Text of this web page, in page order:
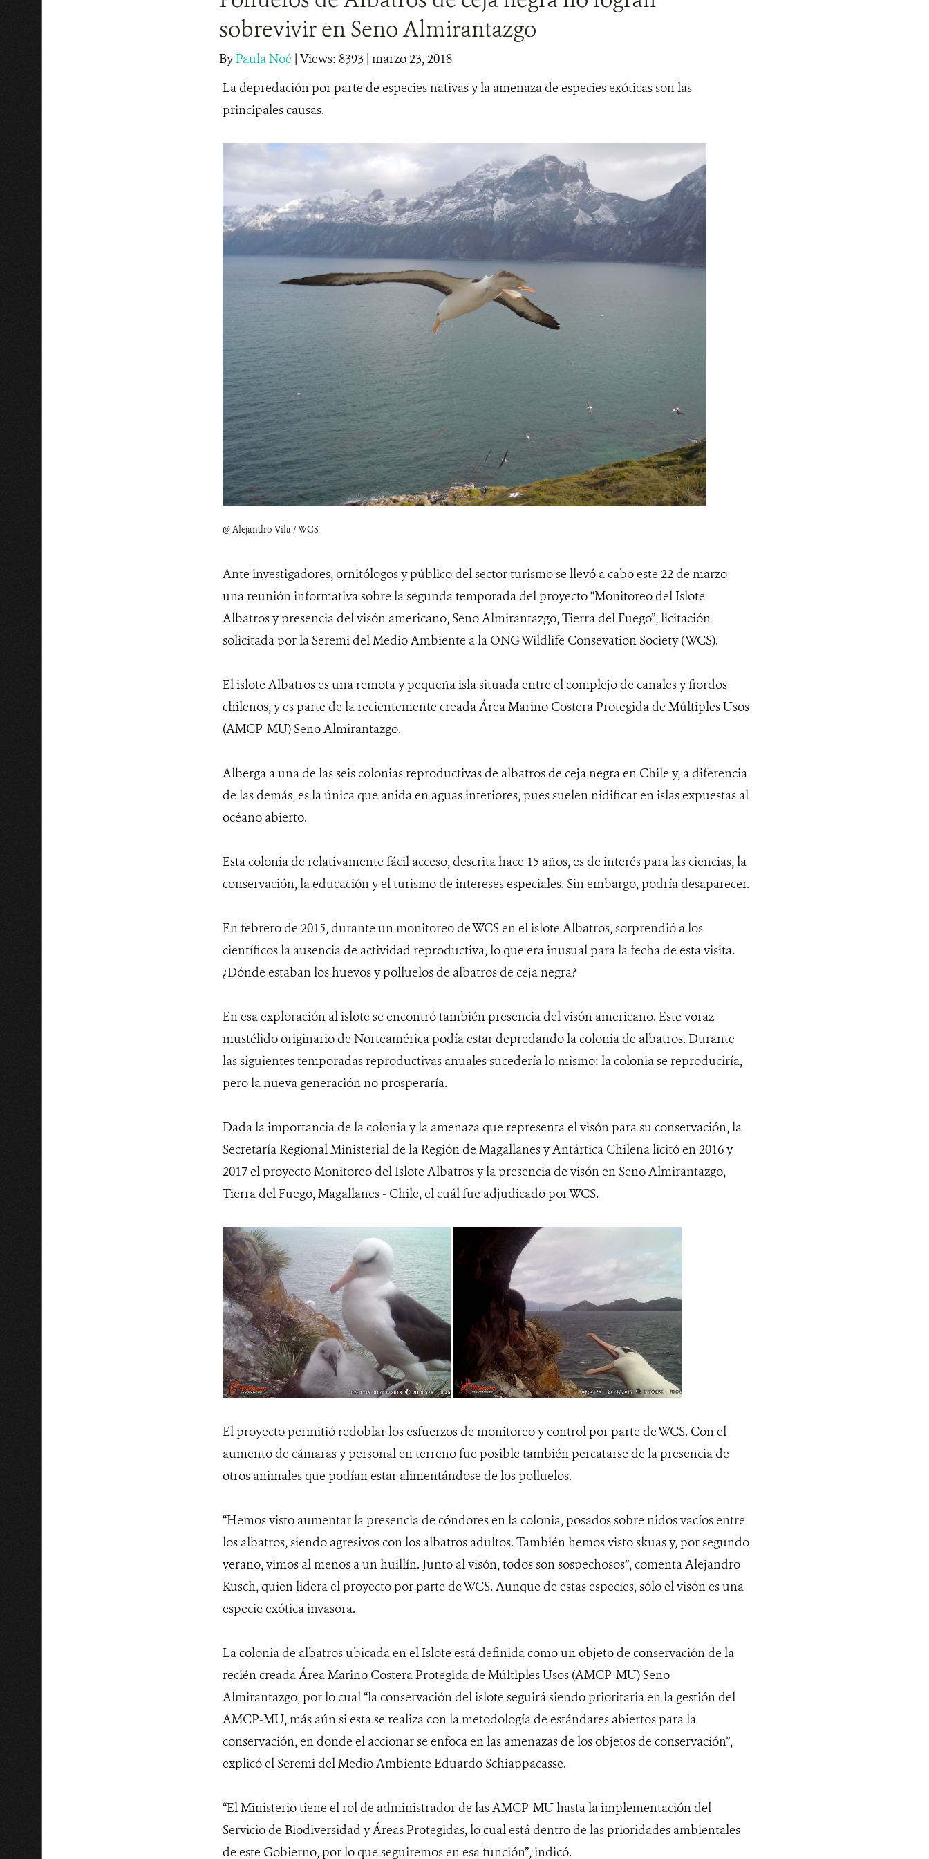
sobrevivir en Seno Almirantazgo
ByPaula Noé | Views: 8393 | marzo 23, 2018
La depredación por parte de especies nativas y la amenaza de especies exóticas son las
principales causas.
@ Alejandro Vila / WCS
Ante investigadores, ornitólogos y público del sector turismo se llevó a cabo este 22 de marzo
una reunión informativa sobre la segunda temporada del proyecto “Monitoreo del Islote
Albatros y presencia del visón americano, Seno Almirantazgo, Tierra del Fuego”, licitación
solicitada por la Seremi del Medio Ambiente a la ONG Wildlife Consevation Society (WCS).
El islote Albatros es una remota y pequeña isla situada entre el complejo de canales y fiordos
chilenos, y es parte de la recientemente creada Área Marino Costera Protegida de Múltiples Usos
(AMCP-MU) Seno Almirantazgo.
Alberga a una de las seis colonias reproductivas de albatros de ceja negra en Chile y, a diferencia
de las demás, es la única que anida en aguas interiores, pues suelen nidificar en islas expuestas al
océano abierto.
Esta colonia de relativamente fácil acceso, descrita hace 15 años, es de interés para las ciencias, la
conservación, la educación y el turismo de intereses especiales. Sin embargo, podría desaparecer.
En febrero de 2015, durante un monitoreo de WCS en el islote Albatros, sorprendió a los
científicos la ausencia de actividad reproductiva, lo que era inusual para la fecha de esta visita.
¿Dónde estaban los huevos y polluelos de albatros de ceja negra?
En esa exploración al islote se encontró también presencia del visón americano. Este voraz
mustélido originario de Norteamérica podía estar depredando la colonia de albatros. Durante
las siguientes temporadas reproductivas anuales sucedería lo mismo: la colonia se reproduciría,
pero la nueva generación no prosperaría.
Dada la importancia de la colonia y la amenaza que representa el visón para su conservación, la
Secretaría Regional Ministerial de la Región de Magallanes y Antártica Chilena licitó en 2016 y
2017 el proyecto Monitoreo del Islote Albatros y la presencia de visón en Seno Almirantazgo,
Tierra del Fuego, Magallanes - Chile, el cuál fue adjudicado por WCS.
El proyecto permitió redoblar los esfuerzos de monitoreo y control por parte de WCS. Con el
aumento de cámaras y personal en terreno fue posible también percatarse de la presencia de
otros animales que podían estar alimentándose de los polluelos.
“Hemos visto aumentar la presencia de cóndores en la colonia, posados sobre nidos vacíos entre
los albatros, siendo agresivos con los albatros adultos. También hemos visto skuas y, por segundo
verano, vimos al menos a un huillín. Junto al visón, todos son sospechosos”, comenta Alejandro
Kusch, quien lidera el proyecto por parte de WCS. Aunque de estas especies, sólo el visón es una
especie exótica invasora.
La colonia de albatros ubicada en el Islote está definida como un objeto de conservación de la
recién creada Área Marino Costera Protegida de Múltiples Usos (AMCP-MU) Seno
Almirantazgo, por lo cual “la conservación del islote seguirá siendo prioritaria en la gestión del
AMCP-MU, más aún si esta se realiza con la metodología de estándares abiertos para la
conservación, en donde el accionar se enfoca en las amenazas de los objetos de conservación”,
explicó el Seremi del Medio Ambiente Eduardo Schiappacasse.
“El Ministerio tiene el rol de administrador de las AMCP-MU hasta la implementación del
Servicio de Biodiversidad y Áreas Protegidas, lo cual está dentro de las prioridades ambientales
de este Gobierno, por lo que seguiremos en esa función”, indicó.